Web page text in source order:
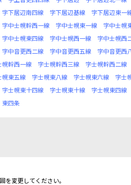
字下居辺南四線 字下居辺基線 字下居辺東一
字中士幌幹西一線 字中士幌東一線 字中士幌
字中士幌東四線 字中士幌西一線 字中士幌西
字中音更西二線 字中音更西五線 字中音更西
幌幹西一線 字士幌幹西三線 字士幌幹西二線
幌東五線 字士幌東八線 字士幌東六線 字士
字士幌東十四線 字士幌東十線 字士幌東四線
東四条
変更してください。